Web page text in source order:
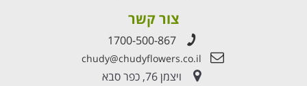
צור קשר
1700-500-867
chudy@chudyflowers.co.il
ויצמן 76, כפר סבא